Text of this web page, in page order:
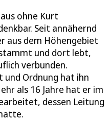
ohne Kurt
Seit annähernd
aus dem Höhengebiet
und dort lebt,
verbunden.
und Ordnung hat ihn
als 16 Jahre hat er im
dessen Leitung